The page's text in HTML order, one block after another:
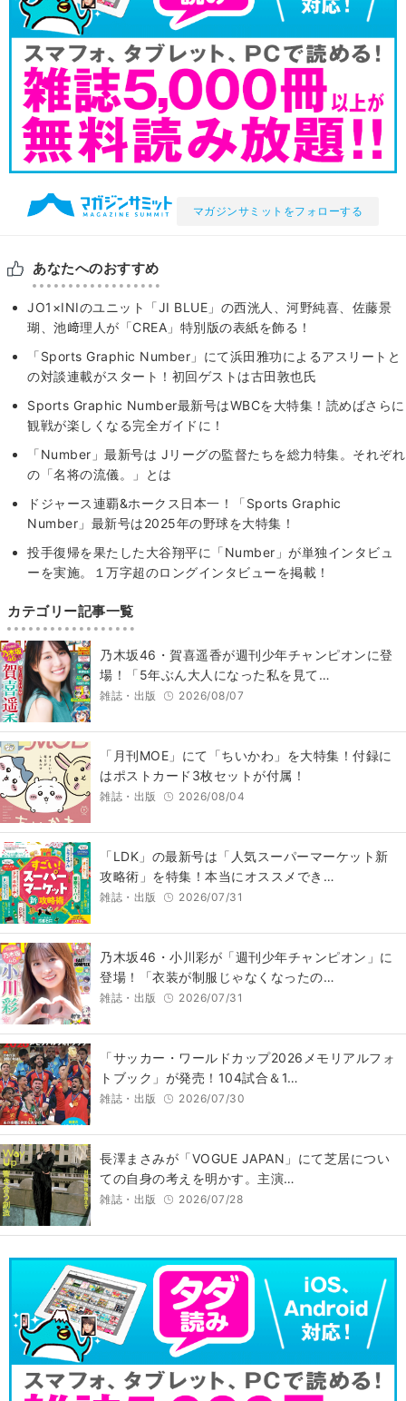
マガジンサミットをフォローする
あなたへのおすすめ
JO1×INIのユニット「JI BLUE」の西洸人、河野純喜、佐藤景
瑚、池﨑理人が「CREA」特別版の表紙を飾る！
「Sports Graphic Number」にて浜田雅功によるアスリートと
の対談連載がスタート！初回ゲストは古田敦也氏
Sports Graphic Number最新号はWBCを大特集！読めばさらに
観戦が楽しくなる完全ガイドに！
「Number」最新号は Jリーグの監督たちを総力特集。それぞれ
の「名将の流儀。」とは
ドジャース連覇&ホークス日本一！「Sports Graphic
Number」最新号は2025年の野球を大特集！
投手復帰を果たした大谷翔平に「Number」が単独インタビュ
ーを実施。１万字超のロングインタビューを掲載！
カテゴリー記事一覧
乃木坂46・賀喜遥香が週刊少年チャンピオンに登
場！「5年ぶん大人になった私を見て…
雑誌・出版 2026/08/07
「月刊MOE」にて「ちいかわ」を大特集！付録に
はポストカード3枚セットが付属！
雑誌・出版 2026/08/04
「LDK」の最新号は「人気スーパーマーケット新
攻略術」を特集！本当にオススメでき…
雑誌・出版 2026/07/31
乃木坂46・小川彩が「週刊少年チャンピオン」に
登場！「衣装が制服じゃなくなったの…
雑誌・出版 2026/07/31
「サッカー・ワールドカップ2026メモリアルフォ
トブック」が発売！104試合＆1…
雑誌・出版 2026/07/30
長澤まさみが「VOGUE JAPAN」にて芝居につい
ての自身の考えを明かす。主演…
雑誌・出版 2026/07/28